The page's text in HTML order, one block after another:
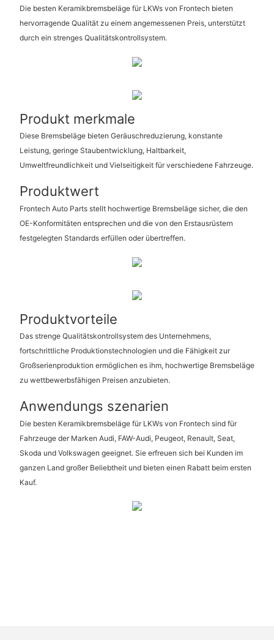
Die besten Keramikbremsbeläge für LKWs von Frontech bieten
hervorragende Qualität zu einem angemessenen Preis, unterstützt
durch ein strenges Qualitätskontrollsystem.
Produkt merkmale
Diese Bremsbeläge bieten Geräuschreduzierung, konstante
Leistung, geringe Staubentwicklung, Haltbarkeit,
Umweltfreundlichkeit und Vielseitigkeit für verschiedene Fahrzeuge.
Produktwert
Frontech Auto Parts stellt hochwertige Bremsbeläge sicher, die den
OE-Konformitäten entsprechen und die von den Erstausrüstern
festgelegten Standards erfüllen oder übertreffen.
Produktvorteile
Das strenge Qualitätskontrollsystem des Unternehmens,
fortschrittliche Produktionstechnologien und die Fähigkeit zur
Großserienproduktion ermöglichen es ihm, hochwertige Bremsbeläge
zu wettbewerbsfähigen Preisen anzubieten.
Anwendungs szenarien
Die besten Keramikbremsbeläge für LKWs von Frontech sind für
Fahrzeuge der Marken Audi, FAW-Audi, Peugeot, Renault, Seat,
Skoda und Volkswagen geeignet. Sie erfreuen sich bei Kunden im
ganzen Land großer Beliebtheit und bieten einen Rabatt beim ersten
Kauf.